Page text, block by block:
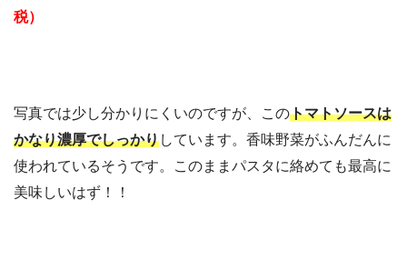
税）
写真では少し分かりにくいのですが、このトマトソースは
かなり濃厚でしっかりしています。香味野菜がふんだんに
使われているそうです。このままパスタに絡めても最高に
美味しいはず！！